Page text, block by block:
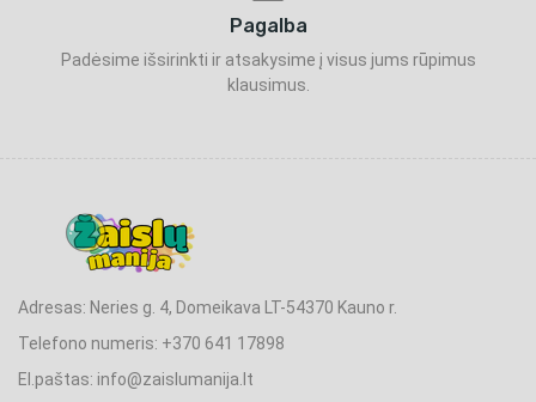
Pagalba
Padėsime išsirinkti ir atsakysime į visus jums rūpimus
klausimus.
Adresas: Neries g. 4, Domeikava LT-54370 Kauno r.
Telefono numeris: +370 641 17898
El.paštas: info@zaislumanija.lt